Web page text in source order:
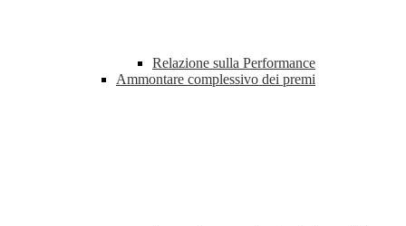
Relazione sulla Performance
Ammontare complessivo dei premi